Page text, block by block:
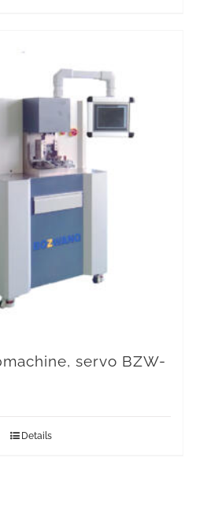
servo BZW-
Details